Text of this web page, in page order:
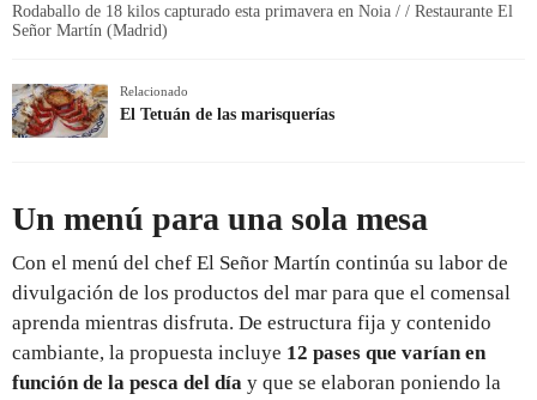
Rodaballo de 18 kilos capturado esta primavera en Noia / / Restaurante El
Señor Martín (Madrid)
Relacionado
El Tetuán de las marisquerías
Un menú para una sola mesa
Con el menú del chef El Señor Martín continúa su labor de
divulgación de los productos del mar para que el comensal
aprenda mientras disfruta. De estructura fija y contenido
cambiante, la propuesta incluye 12 pases que varían en
función de la pesca del día y que se elaboran poniendo la